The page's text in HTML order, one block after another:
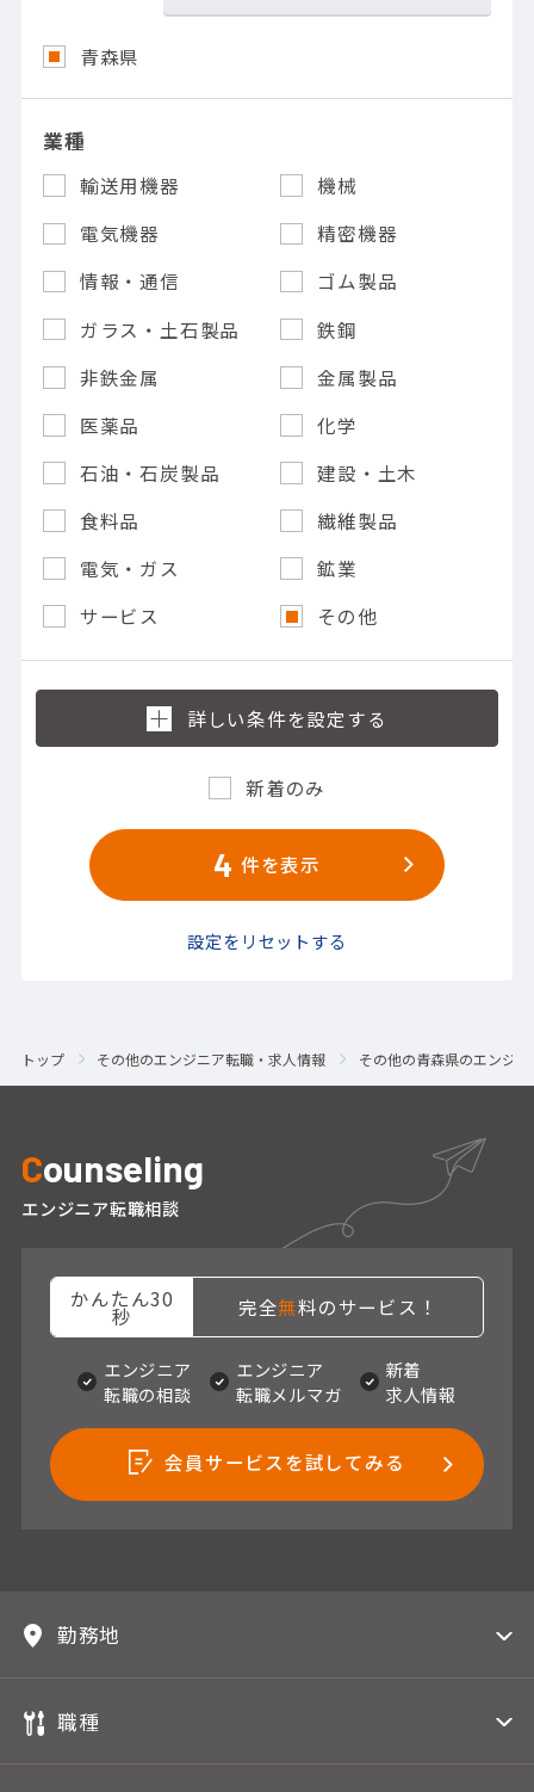
青森県
業種
輸送用機器
機械
電気機器
精密機器
情報・通信
ゴム製品
ガラス・土石製品
鉄鋼
非鉄金属
金属製品
医薬品
化学
石油・石炭製品
建設・土木
食料品
繊維製品
電気・ガス
鉱業
サービス
その他
新着のみ
4 件を表示
設定をリセットする
トップ その他のエンジニア転職・求人情報 その他の青森県のエンジ
Counseling
エンジニア転職相談
かんたん30
秒 完全無料のサービス！
エンジニア
転職の相談
エンジニア
転職メルマガ
新着
求人情報
会員サービスを試してみる
勤務地
職種